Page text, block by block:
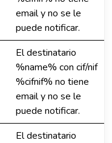
email y no se le
puede notificar.
El destinatario
%name% con cif/nif
%cifnif% no tiene
email y no se le
puede notificar.
El destinatario